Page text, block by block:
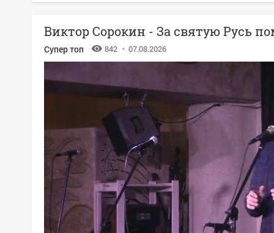
Виктор Сорокин - За святую Русь
Супер топ 842 07.08.2026